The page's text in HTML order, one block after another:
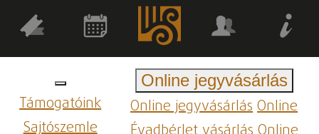
Támogatóink
Sajtószemle
Online jegyvásárlás
Online jegyvásárlásOnline